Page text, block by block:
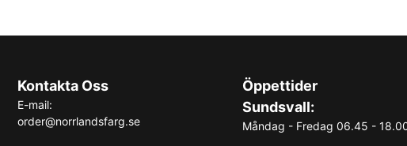
Kontakta Oss
E-mail:
order@norrlandsfarg.se
Öppettider
Sundsvall:
Måndag - Fredag 06.45 -